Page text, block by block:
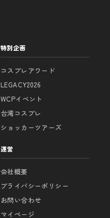
特別企画
コスプレアワード
LEGACY2026
WCPイベント
台湾コスプレ
ショッカーツアーズ
運営
会社概要
プライバシーポリシー
お問い合わせ
マイページ